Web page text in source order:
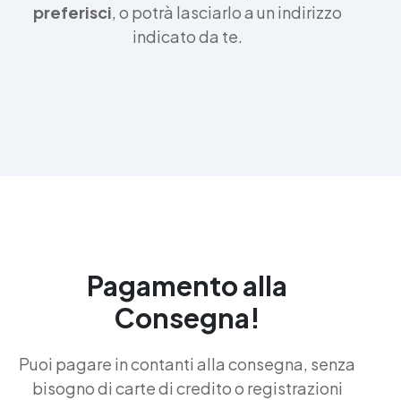
preferisci, o potrà lasciarlo a un indirizzo
indicato da te.
Pagamento alla
Consegna!
Puoi pagare in contanti alla consegna, senza
bisogno di carte di credito o registrazioni